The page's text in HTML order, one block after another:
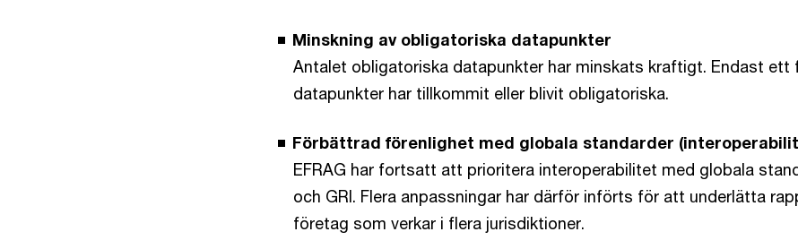
Minskning av obligatoriska datapunkter
Antalet obligatoriska datapunkter har minskats kraftigt. Endast ett
datapunkter har tillkommit eller blivit obligatoriska.
Förbättrad förenlighet med globala standarder
EFRAG har fortsatt att prioritera interoperabilitet med globala
och GRI. Flera anpassningar har därför införts för att underlätta
företag som verkar i flera jurisdiktioner.